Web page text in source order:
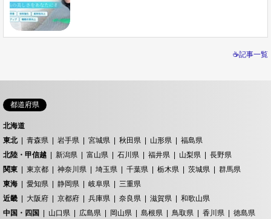
☕記事一覧
都道府県
北海道
東北
青森県 岩手県 宮城県 秋田県 山形県
福島県
北陸・甲信越
新潟県 富山県 石川県 福井県 山梨県
長野県
関東
東京都 神奈川県 埼玉県 千葉県 栃木県 茨城県
群馬県
東海
愛知県 静岡県 岐阜県
三重県
近畿
大阪府 京都府 兵庫県 奈良県 滋賀県
和歌山県
中国・四国
山口県 広島県 岡山県 島根県 鳥取県 香川県
徳島県